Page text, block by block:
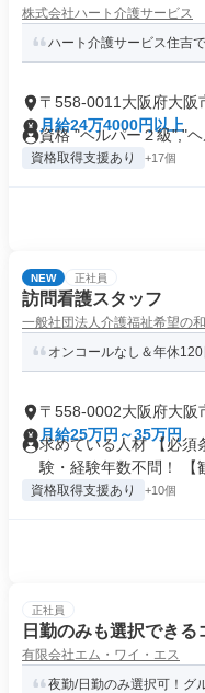
株式会社ハート介護サービス
ハート介護サービス住吉
〒558-0011大阪府大阪
月給24万4000円以上
資格 "ヘルパー２級","
資格取得支援あり +17個
NEW 正社員
訪問看護スタッフ
一般社団法人介護福祉希望の和
オンコールなし＆年休
〒558-0002大阪府大阪
月給25万円～35万円
求めている人材 【必
験・経験年数不問！ 【
資格取得支援あり +10個
正社員
日勤のみも選択でき
有限会社エム・ワイ・エス
夜勤/日勤のみ選択可！グ